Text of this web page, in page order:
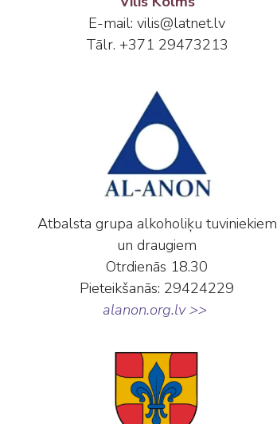
E-mail: vilis@latnet.lv
Tālr. +371 29473213
Atbalsta grupa alkoholiķu tuviniekiem
un draugiem
Otrdienās 18.30
Pieteikšanās: 29424229
alanon.org.lv >>